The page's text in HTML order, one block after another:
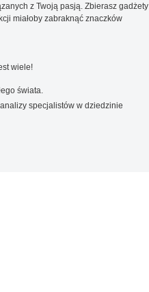
z Twoją pasją. Zbierasz gadżety
miałoby zabraknąć znaczków
wiele!
świata.
specjalistów w dziedzinie